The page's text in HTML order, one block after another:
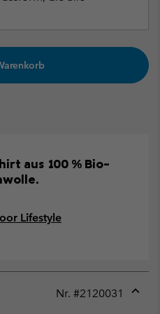
aus 100 % Bio-
Lifestyle
Nr. #2120031